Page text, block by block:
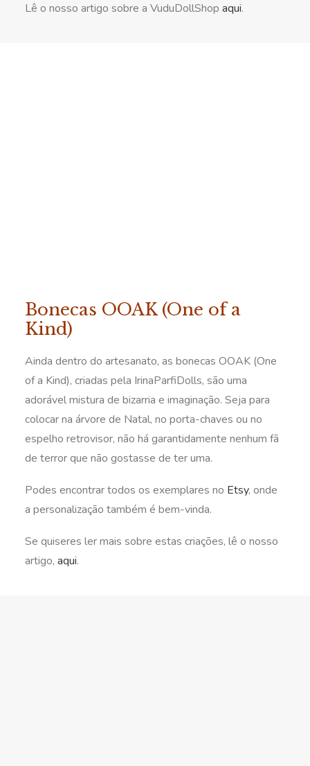
Lê o nosso artigo sobre a VuduDollShop aqui.
Bonecas OOAK (One of a
Kind)
Ainda dentro do artesanato, as bonecas OOAK (One
of a Kind), criadas pela IrinaParfiDolls, são uma
adorável mistura de bizarria e imaginação. Seja para
colocar na árvore de Natal, no porta-chaves ou no
espelho retrovisor, não há garantidamente nenhum fã
de terror que não gostasse de ter uma.
Podes encontrar todos os exemplares no Etsy, onde
a personalização também é bem-vinda.
Se quiseres ler mais sobre estas criações, lê o nosso
artigo, aqui.